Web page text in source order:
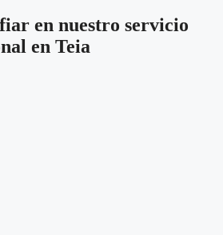
en nuestro servicio
en Teia